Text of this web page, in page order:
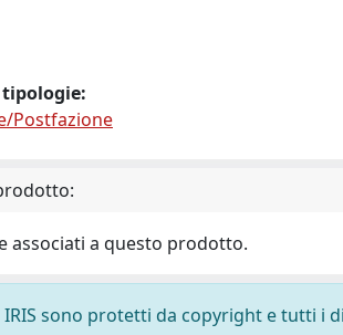
Postfazione
associati a questo prodotto.
sono protetti da copyright e tutti i